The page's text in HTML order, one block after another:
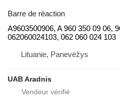
Barre de réaction
A9603500906, A 960 350 09 06,
062060024103, 062 060 024 103
Lituanie, Panevėžys
UAB Aradnis